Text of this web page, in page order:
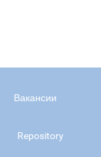
Вакансии
Repository